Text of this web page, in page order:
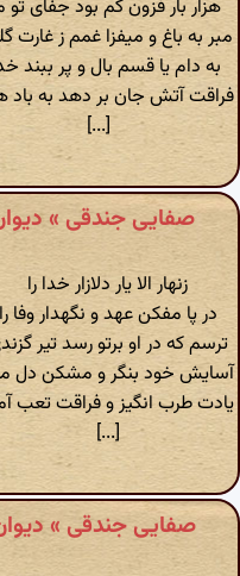
هزار بار فزون کم بود جفای تو
مبر به باغ و میفزا غمم ز غارت
به دام یا قسم بال و پر ببند
فراقت آتش جان بر دهد به باد
[...]
صفایی جندقی »
زنهار الا یار دلازار خدا را
در پا مفکن عهد و نگهدار وفا را
ترسم که در او برتو رسد تیر
آسایش خود بنگر و مشکن دل ما
یادت طرب انگیز و فراقت تعب
[...]
صفایی جندقی »